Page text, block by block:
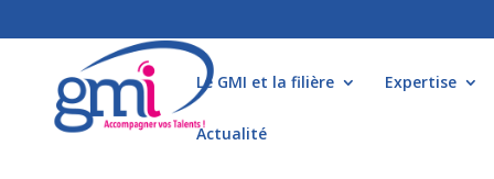
Le GMI et la filière Expertise
Actualité